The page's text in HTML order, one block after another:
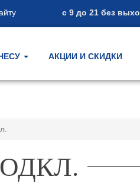
с 9 до 21 без
АКЦИИ И СКИДКИ